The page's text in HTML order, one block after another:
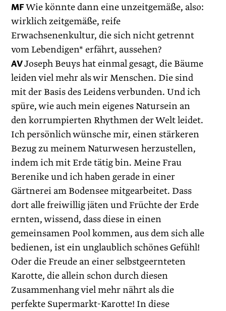
MFWie könnte dann eine unzeitgemäße, also:
wirklich zeitgemäße, reife
Erwachsenenkultur, die sich nicht getrennt
vom Lebendigen* erfährt, aussehen?
AVJoseph Beuys hat einmal gesagt, die Bäume
leiden viel mehr als wir Menschen. Die sind
mit der Basis des Leidens verbunden. Und ich
spüre, wie auch mein eigenes Natursein an
den korrumpierten Rhythmen der Welt leidet.
Ich persönlich wünsche mir, einen stärkeren
Bezug zu meinem Naturwesen herzustellen,
indem ich mit Erde tätig bin. Meine Frau
Berenike und ich haben gerade in einer
Gärtnerei am Bodensee mitgearbeitet. Dass
dort alle freiwillig jäten und Früchte der Erde
ernten, wissend, dass diese in einen
gemeinsamen Pool kommen, aus dem sich alle
bedienen, ist ein unglaublich schönes Gefühl!
Oder die Freude an einer selbstgeernteten
Karotte, die allein schon durch diesen
Zusammenhang viel mehr nährt als die
perfekte Supermarkt-Karotte! In diese